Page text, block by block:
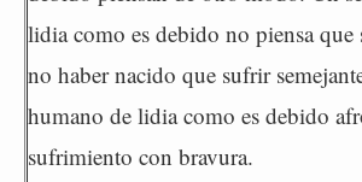
lidia como es debido no piensa que
no haber nacido que sufrir
humano de lidia como es debido
sufrimiento con bravura.